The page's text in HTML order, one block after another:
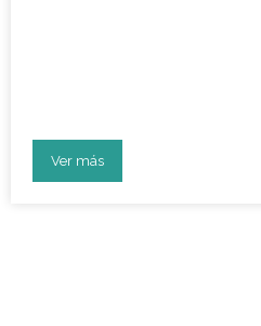
Ver más